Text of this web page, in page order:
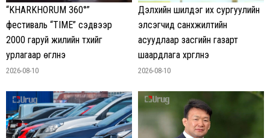
“KHARKHORUM 360°”
фестиваль “TIME” сэдвээр
2000 гаруй жилийн түүхийг
урлагаар өгүүлнэ
2026-08-10
Дэлхийн шилдэг их сургуулийн
элсэгчид санхүүжилтийн
асуудлаар засгийн газарт
шаардлага хүргүүлнэ
2026-08-10